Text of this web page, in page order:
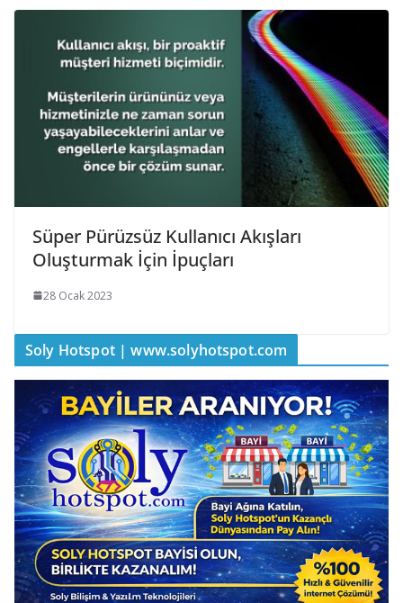
Süper Pürüzsüz Kullanıcı Akışları
Oluşturmak İçin İpuçları
28 Ocak 2023
Soly Hotspot | www.solyhotspot.com